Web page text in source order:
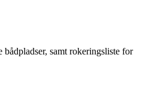
samt rokeringsliste for